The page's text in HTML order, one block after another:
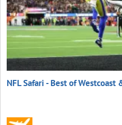
NFL Safari - Best of Westcoast